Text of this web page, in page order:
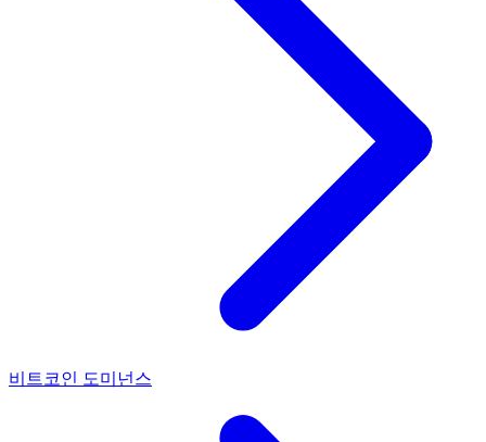
비트코인 도미넌스